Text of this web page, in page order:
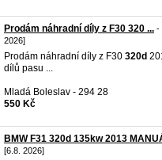
Prodám náhradní díly z F30 320 ... -
2026]
Prodám náhradní díly z F30 320d
dílů pasu ...
Mladá Boleslav - 294 28
550 Kč
BMW F31 320d 135kw 2013
[6.8. 2026]